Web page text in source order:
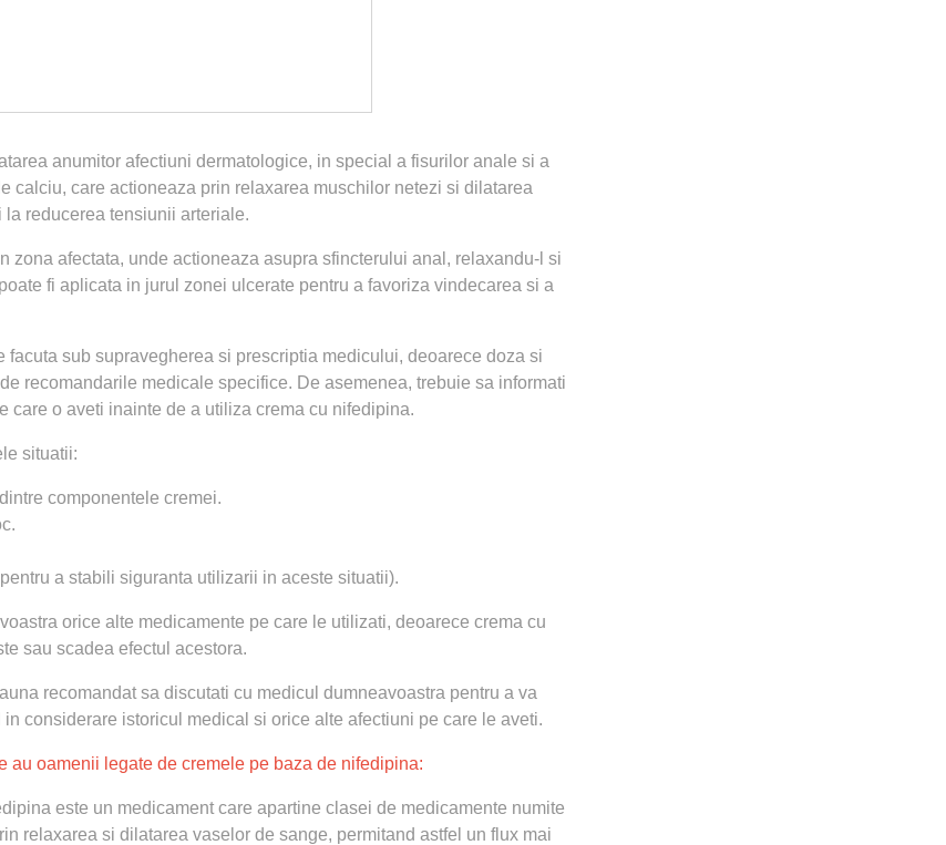
anumitor afectiuni dermatologice, in special a fisurilor anale si a
care actioneaza prin relaxarea muschilor netezi si dilatarea
reducerea tensiunii arteriale.
afectata, unde actioneaza asupra sfincterului anal, relaxandu-l si
fi aplicata in jurul zonei ulcerate pentru a favoriza vindecarea si a
sub supravegherea si prescriptia medicului, deoarece doza si
recomandarile medicale specifice. De asemenea, trebuie sa informati
care o aveti inainte de a utiliza crema cu nifedipina.
situatii:
componentele cremei.
a stabili siguranta utilizarii in aceste situatii).
orice alte medicamente pe care le utilizati, deoarece crema cu
sau scadea efectul acestora.
recomandat sa discutati cu medicul dumneavoastra pentru a va
considerare istoricul medical si orice alte afectiuni pe care le aveti.
oamenii legate de cremele pe baza de nifedipina:
este un medicament care apartine clasei de medicamente numite
relaxarea si dilatarea vaselor de sange, permitand astfel un flux mai